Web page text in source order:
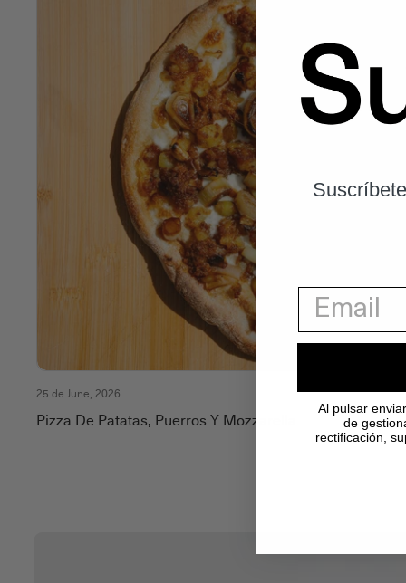
25 de June, 2026
Pizza De Patatas, Puerros Y Mozzarella
Al pulsar
de
rectificación,